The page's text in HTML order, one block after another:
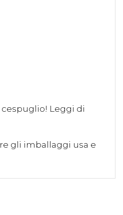
Leggi di
gli imballaggi usa e